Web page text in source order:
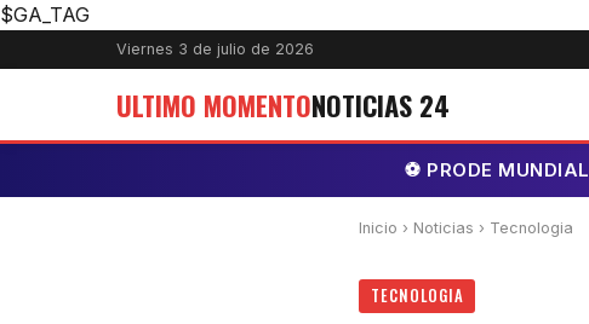
$GA_TAG
Viernes 3 de julio de 2026
ULTIMO MOMENTONOTICIAS 24
⚽ PRODE
Inicio › Noticias › Tecnologia
TECNOLOGIA